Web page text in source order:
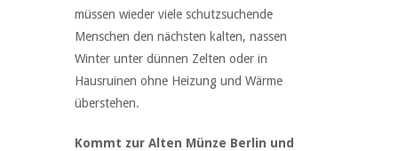
müssen wieder viele schutzsuchende
Menschen den nächsten kalten, nassen
Winter unter dünnen Zelten oder in
Hausruinen ohne Heizung und Wärme
überstehen.
Kommt zur Alten Münze Berlin und